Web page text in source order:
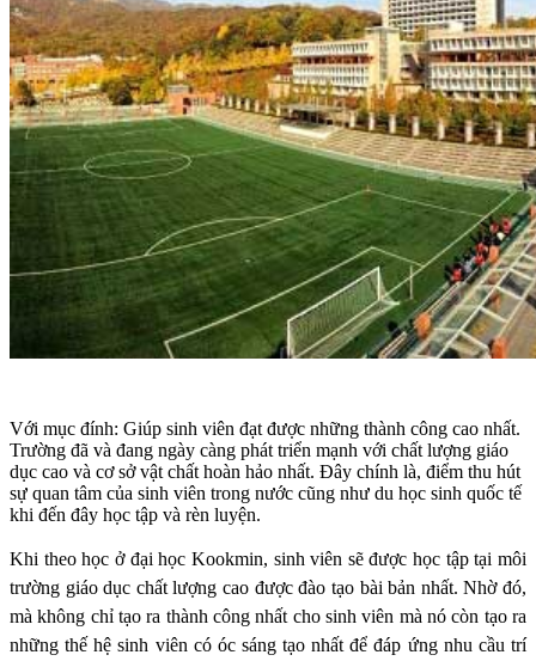
Với mục đính: Giúp sinh viên đạt được những thành công cao nhất.
Trường đã và đang ngày càng phát triển mạnh với chất lượng giáo
dục cao và cơ sở vật chất hoàn hảo nhất. Đây chính là, điểm thu hút
sự quan tâm của sinh viên trong nước cũng như du học sinh quốc tế
khi đến đây học tập và rèn luyện.
Khi theo học ở đại học Kookmin, sinh viên sẽ được học tập tại môi
trường giáo dục chất lượng cao được đào tạo bài bản nhất. Nhờ đó,
mà không chỉ tạo ra thành công nhất cho sinh viên mà nó còn tạo ra
những thế hệ sinh viên có óc sáng tạo nhất để đáp ứng nhu cầu trí